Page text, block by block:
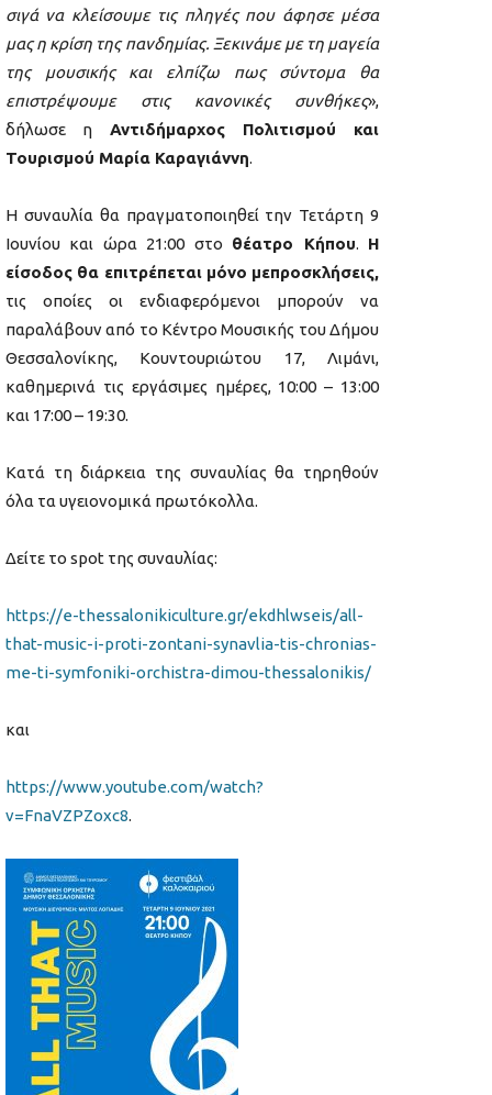
σιγά να κλείσουμε τις πληγές που άφησε μέσα
μας η κρίση της πανδημίας. Ξεκινάμε με τη μαγεία
της μουσικής και ελπίζω πως σύντομα θα
επιστρέψουμε στις κανονικές συνθήκες»,
δήλωσε η Αντιδήμαρχος Πολιτισμού και
Τουρισμού Μαρία Καραγιάννη.
Η συναυλία θα πραγματοποιηθεί την Τετάρτη 9
Ιουνίου και ώρα 21:00 στο θέατρο Κήπου. Η
είσοδος θα επιτρέπεται μόνο μεπροσκλήσεις,
τις οποίες οι ενδιαφερόμενοι μπορούν να
παραλάβουν από το Κέντρο Μουσικής του Δήμου
Θεσσαλονίκης, Κουντουριώτου 17, Λιμάνι,
καθημερινά τις εργάσιμες ημέρες, 10:00 – 13:00
και 17:00 – 19:30.
Κατά τη διάρκεια της συναυλίας θα τηρηθούν
όλα τα υγειονομικά πρωτόκολλα.
Δείτε το spot της συναυλίας:
https://e-thessalonikiculture.gr/ekdhlwseis/all-
that-music-i-proti-zontani-synavlia-tis-chronias-
me-ti-symfoniki-orchistra-dimou-thessalonikis/
και
https://www.youtube.com/watch?
v=FnaVZPZoxc8.